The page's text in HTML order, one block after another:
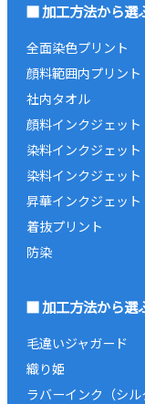
加工方法から選
全面染色プリント
顔料範囲内プリント
社内タオル
顔料インクジェット
染料インクジェット
染料インクジェット
昇華インクジェット
着抜プリント
防染
加工方法から選
毛違いジャガード
織り姫
ラバーインク（シル